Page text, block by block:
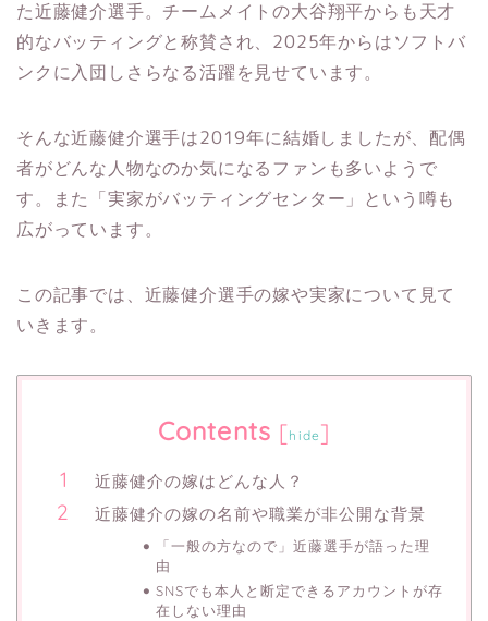
た近藤健介選手。チームメイトの大谷翔平からも天才
的なバッティングと称賛され、2025年からはソフトバ
ンクに入団しさらなる活躍を見せています。​
そんな近藤健介選手は2019年に結婚しましたが、配偶
者がどんな人物なのか気になるファンも多いようで
す。また「実家がバッティングセンター」という噂も
広がっています。​
この記事では、近藤健介選手の嫁や実家について見て
いきます。
Contents [hide ]
近藤健介の嫁はどんな人？
近藤健介の嫁の名前や職業が非公開な背景
「一般の方なので」近藤選手が語った理
由
SNSでも本人と断定できるアカウントが存
在しない理由